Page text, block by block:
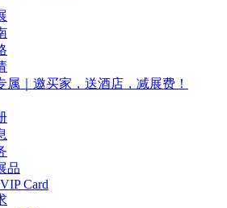
属｜邀买家，送酒店，减展费！
品
Card